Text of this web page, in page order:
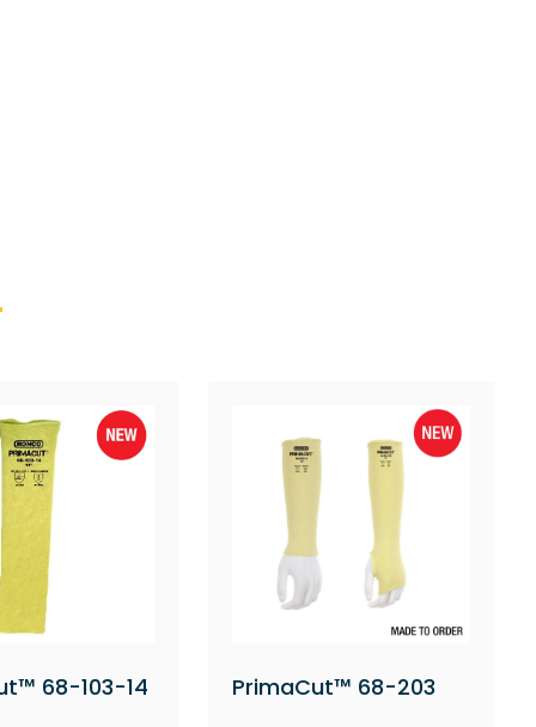
68-103-14 PrimaCut™ 68-203